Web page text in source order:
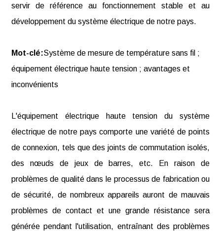
servir de référence au fonctionnement stable et au
développement du système électrique de notre pays.
Mot-clé:Système de mesure de température sans fil ;
équipement électrique haute tension ; avantages et
inconvénients
L'équipement électrique haute tension du système
électrique de notre pays comporte une variété de points
de connexion, tels que des joints de commutation isolés,
des nœuds de jeux de barres, etc. En raison de
problèmes de qualité dans le processus de fabrication ou
de sécurité, de nombreux appareils auront de mauvais
problèmes de contact et une grande résistance sera
générée pendant l'utilisation, entraînant des problèmes